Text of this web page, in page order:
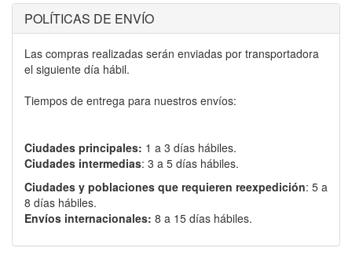
POLÍTICAS DE ENVÍO
Las compras realizadas serán enviadas por transportadora
el siguiente día hábil.
Tiempos de entrega para nuestros envíos:
Ciudades principales: 1 a 3 días hábiles.
Ciudades intermedias: 3 a 5 días hábiles.
Ciudades y poblaciones que requieren reexpedición: 5 a
8 días hábiles.
Envíos internacionales: 8 a 15 días hábiles.